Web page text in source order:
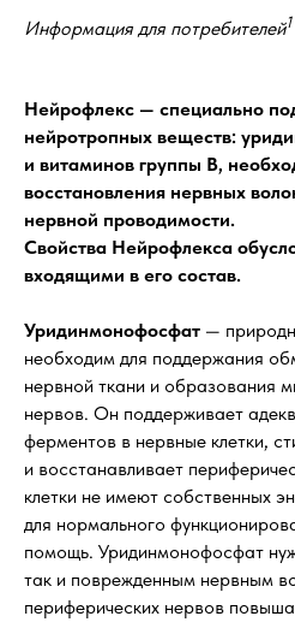
Информация для потребителей1
Нейрофлекс — специально
нейротропных веществ:
и витаминов группы В,
восстановления нервных
нервной проводимости.
Свойства Нейрофлекса
входящими в его состав.
Уридинмонофосфат —
необходим для поддержания
нервной ткани и образования
нервов. Он поддерживает
ферментов в нервные клетки,
и восстанавливает
клетки не имеют собственных
для нормального
помощь. Уридинмонофосфат
так и поврежденным нервным
периферических нервов